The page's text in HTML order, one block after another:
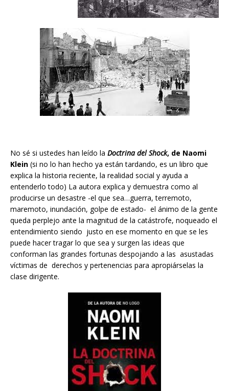
No sé si ustedes han leído la Doctrina del Shock, de Naomi
Klein (si no lo han hecho ya están tardando, es un libro que
explica la historia reciente, la realidad social y ayuda a
entenderlo todo) La autora explica y demuestra como al
producirse un desastre -el que sea…guerra, terremoto,
maremoto, inundación, golpe de estado- el ánimo de la gente
queda perplejo ante la magnitud de la catástrofe, noqueado el
entendimiento siendo justo en ese momento en que se les
puede hacer tragar lo que sea y surgen las ideas que
conforman las grandes fortunas despojando a las asustadas
víctimas de derechos y pertenencias para apropiárselas la
clase dirigente.